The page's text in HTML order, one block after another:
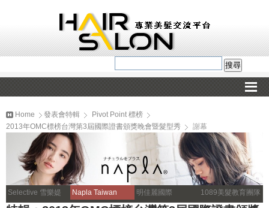
Home 發表會特輯
Pivot Point 標榜
2013年OMC標榜台灣第3屆國際證書頒獎晚會暨髮型秀
謝幕
Selective 雪樂媞 Napla Taiwan 明佳麗國際 1089美髮教育團隊